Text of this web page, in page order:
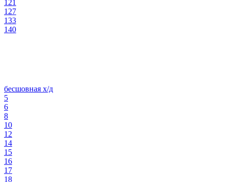
121
127
133
140
бесшовная х/д
5
6
8
10
12
14
15
16
17
18